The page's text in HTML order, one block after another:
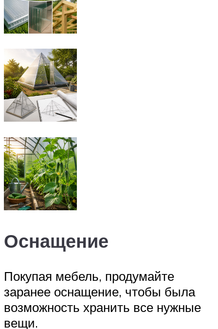
Оснащение
Покупая мебель, продумайте
заранее оснащение, чтобы была
возможность хранить все нужные
вещи.